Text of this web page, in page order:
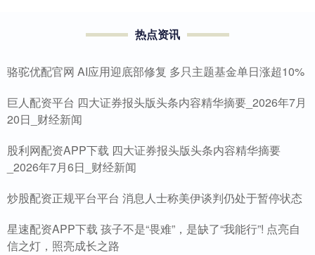
热点资讯
骆驼优配官网 AI应用迎底部修复 多只主题基金单日涨超10%
巨人配资平台 四大证券报头版头条内容精华摘要_2026年7月
20日_财经新闻
股利网配资APP下载 四大证券报头版头条内容精华摘要
_2026年7月6日_财经新闻
炒股配资正规平台平台 消息人士称美伊谈判仍处于暂停状态
星速配资APP下载 孩子不是“畏难”，是缺了“我能行”! 点亮自
信之灯，照亮成长之路